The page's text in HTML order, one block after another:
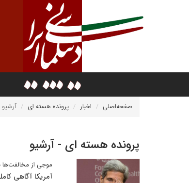
صفحه‌اصلی اخبار پرونده هسته ای آرشیو
پرونده هسته ای - آرشیو
موجی از مخالفت‌ها
آمریکا آگاهی